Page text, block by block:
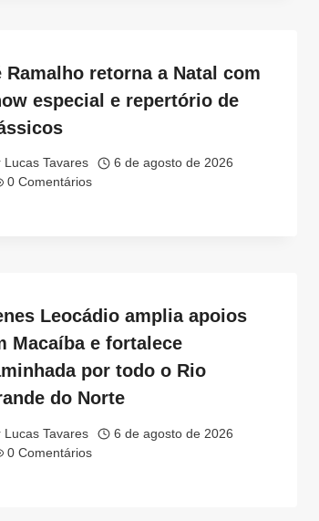
Ramalho retorna a Natal com
especial e repertório de
Lucas Tavares
6 de agosto de 2026
0 Comentários
Leocádio amplia apoios
Macaíba e fortalece
por todo o Rio
do Norte
Lucas Tavares
6 de agosto de 2026
0 Comentários